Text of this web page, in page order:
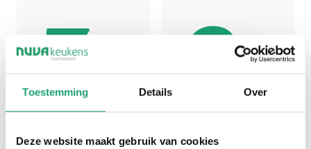
Toestemming Details Over
Deze website maakt gebruik van cookies
3
9,